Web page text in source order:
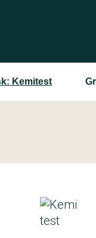
Kemitest